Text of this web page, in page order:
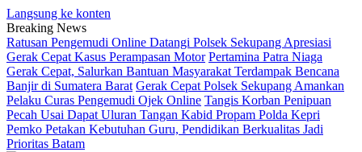
Langsung ke konten
Breaking News
Ratusan Pengemudi Online Datangi Polsek Sekupang Apresiasi
Gerak Cepat Kasus Perampasan Motor Pertamina Patra Niaga
Gerak Cepat, Salurkan Bantuan Masyarakat Terdampak Bencana
Banjir di Sumatera Barat Gerak Cepat Polsek Sekupang Amankan
Pelaku Curas Pengemudi Ojek Online Tangis Korban Penipuan
Pecah Usai Dapat Uluran Tangan Kabid Propam Polda Kepri
Pemko Petakan Kebutuhan Guru, Pendidikan Berkualitas Jadi
Prioritas Batam